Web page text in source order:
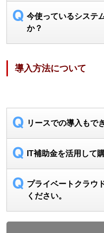
今使っているシステ
か？
導入方法について
リースでの導入もで
IT補助金を活用して
プライベートクラウ
ください。